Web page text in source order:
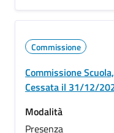
Commissione
Commissione
Cessata il 31/12/
Modalità
Presenza